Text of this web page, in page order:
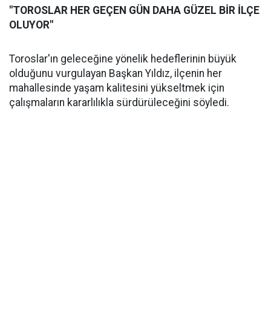
"TOROSLAR HER GEÇEN GÜN DAHA GÜZEL BİR İLÇE
OLUYOR"
Toroslar'ın geleceğine yönelik hedeflerinin büyük
olduğunu vurgulayan Başkan Yıldız, ilçenin her
mahallesinde yaşam kalitesini yükseltmek için
çalışmaların kararlılıkla sürdürüleceğini söyledi.